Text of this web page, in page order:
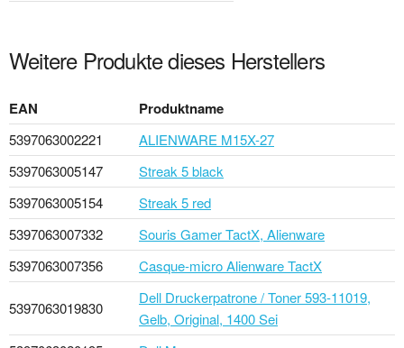
Weitere Produkte dieses Herstellers
EAN Produktname
5397063002221
ALIENWARE M15X-27
5397063005147
Streak 5 black
5397063005154
Streak 5 red
5397063007332
Souris Gamer TactX, Alienware
5397063007356
Casque-micro Alienware TactX
5397063019830
Dell Druckerpatrone / Toner 593-11019,
Gelb, Original, 1400 Sei